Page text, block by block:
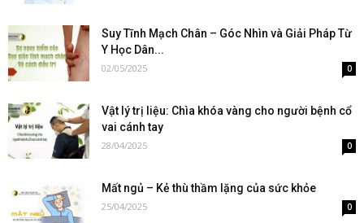
Suy Tĩnh Mạch Chân – Góc Nhìn và Giải Pháp Từ
Y Học Dân...
02/05/2025 0
Vật lý trị liệu: Chìa khóa vàng cho người bệnh cổ
vai cánh tay
28/04/2025 0
Mất ngủ – Kẻ thù thầm lặng của sức khỏe
25/04/2025 0